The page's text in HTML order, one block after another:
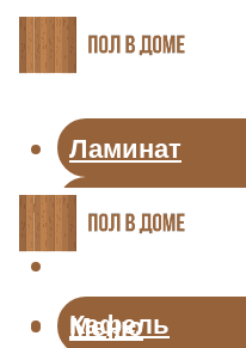
Ламинат
Линолеум
Кафель
Меню